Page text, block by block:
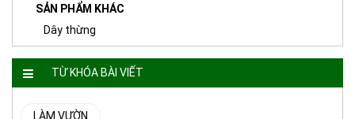
SẢN PHẨM KHÁC
Dây thừng
TỪ KHÓA BÀI VIẾT
LÀM VƯỜN